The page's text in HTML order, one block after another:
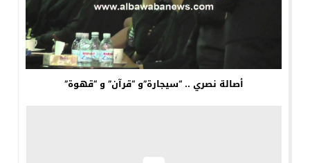
أصالة نصري .. “سيجارة”و “قرآن” و “قهوة”